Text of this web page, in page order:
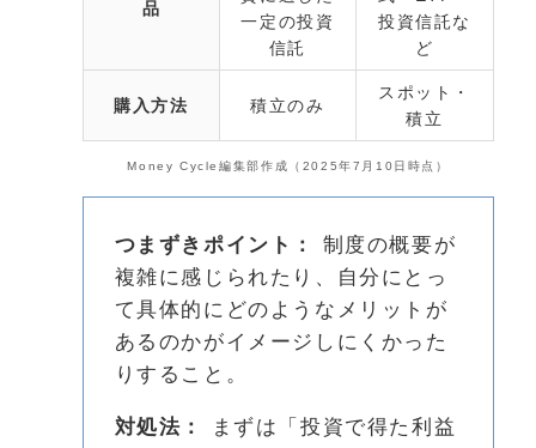
品
一定の投資
信託
投資信託な
ど
購入方法 積立のみ
スポット・
積立
Money Cycle編集部作成（2025年7月10日時点）
つまずきポイント：
制度の概要が
複雑に感じられたり、自分にとっ
て具体的にどのようなメリットが
あるのかがイメージしにくかった
りすること。
対処法：
まずは「投資で得た利益